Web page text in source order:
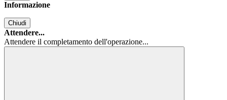
Informazione
Chiudi
Attendere...
Attendere il completamento dell'operazione...